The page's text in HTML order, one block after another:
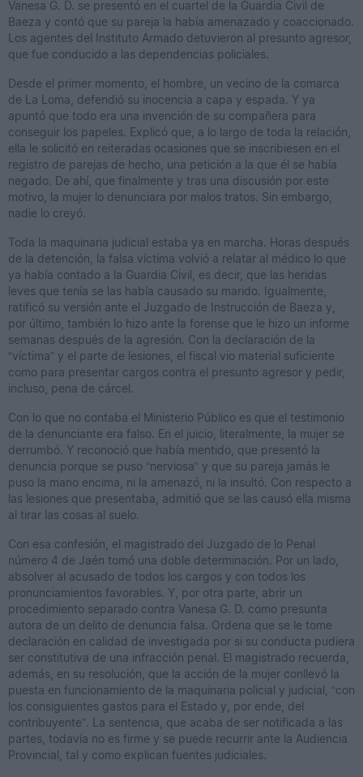
Vanesa G. D. se presentó en el cuartel de la Guardia Civil de
Baeza y contó que su pareja la había amenazado y coaccionado.
Los agentes del Instituto Armado detuvieron al presunto agresor,
que fue conducido a las dependencias policiales.
Desde el primer momento, el hombre, un vecino de la comarca
de La Loma, defendió su inocencia a capa y espada. Y ya
apuntó que todo era una invención de su compañera para
conseguir los papeles. Explicó que, a lo largo de toda la relación,
ella le solicitó en reiteradas ocasiones que se inscribiesen en el
registro de parejas de hecho, una petición a la que él se había
negado. De ahí, que finalmente y tras una discusión por este
motivo, la mujer lo denunciara por malos tratos. Sin embargo,
nadie lo creyó.
Toda la maquinaria judicial estaba ya en marcha. Horas después
de la detención, la falsa víctima volvió a relatar al médico lo que
ya había contado a la Guardia Civil, es decir, que las heridas
leves que tenía se las había causado su marido. Igualmente,
ratificó su versión ante el Juzgado de Instrucción de Baeza y,
por último, también lo hizo ante la forense que le hizo un informe
semanas después de la agresión. Con la declaración de la
“víctima” y el parte de lesiones, el fiscal vio material suficiente
como para presentar cargos contra el presunto agresor y pedir,
incluso, pena de cárcel.
Con lo que no contaba el Ministerio Público es que el testimonio
de la denunciante era falso. En el juicio, literalmente, la mujer se
derrumbó. Y reconoció que había mentido, que presentó la
denuncia porque se puso “nerviosa” y que su pareja jamás le
puso la mano encima, ni la amenazó, ni la insultó. Con respecto a
las lesiones que presentaba, admitió que se las causó ella misma
al tirar las cosas al suelo.
Con esa confesión, el magistrado del Juzgado de lo Penal
número 4 de Jaén tomó una doble determinación. Por un lado,
absolver al acusado de todos los cargos y con todos los
pronunciamientos favorables. Y, por otra parte, abrir un
procedimiento separado contra Vanesa G. D. como presunta
autora de un delito de denuncia falsa. Ordena que se le tome
declaración en calidad de investigada por si su conducta pudiera
ser constitutiva de una infracción penal. El magistrado recuerda,
además, en su resolución, que la acción de la mujer conllevó la
puesta en funcionamiento de la maquinaria policial y judicial, “con
los consiguientes gastos para el Estado y, por ende, del
contribuyente”. La sentencia, que acaba de ser notificada a las
partes, todavía no es firme y se puede recurrir ante la Audiencia
Provincial, tal y como explican fuentes judiciales.